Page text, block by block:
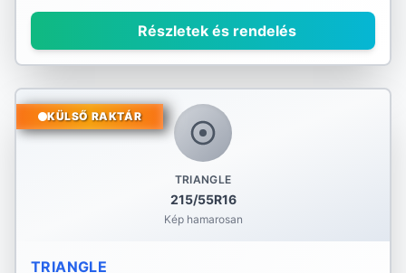
Részletek és rendelés
TRIANGLE
215/55R16
Kép hamarosan
KÜLSŐ RAKTÁR
TRIANGLE